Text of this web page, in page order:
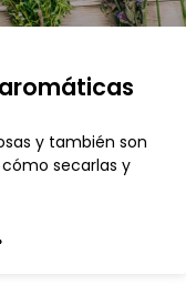
y también son
secarlas y